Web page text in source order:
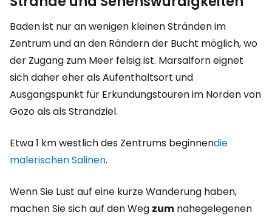
Baden ist nur an wenigen kleinen Stränden im
Zentrum und an den Rändern der Bucht möglich, wo
der Zugang zum Meer felsig ist. Marsalforn eignet
sich daher eher als Aufenthaltsort und
Ausgangspunkt für Erkundungstouren im Norden von
Gozo als als Strandziel.
Etwa 1 km westlich des Zentrums beginnendie
malerischen Salinen.
Wenn Sie Lust auf eine kurze Wanderung haben,
machen Sie sich auf den Weg zum nahegelegenen